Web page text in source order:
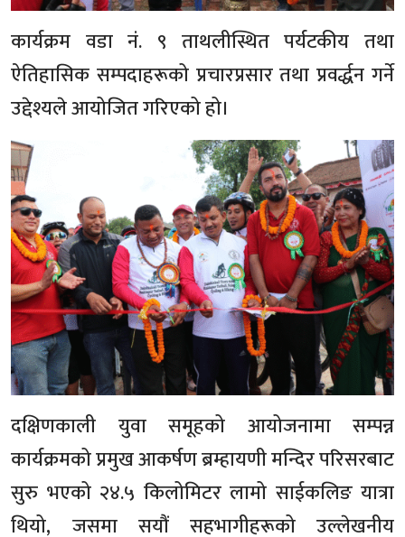
कार्यक्रम वडा नं. ९ ताथलीस्थित पर्यटकीय तथा
ऐतिहासिक सम्पदाहरूको प्रचारप्रसार तथा प्रवर्द्धन गर्ने
उद्देश्यले आयोजित गरिएको हो।
दक्षिणकाली युवा समूहको आयोजनामा सम्पन्न
कार्यक्रमको प्रमुख आकर्षण ब्रम्हायणी मन्दिर परिसरबाट
सुरु भएको २४.५ किलोमिटर लामो साईकलिङ यात्रा
थियो, जसमा सयौं सहभागीहरूको उल्लेखनीय